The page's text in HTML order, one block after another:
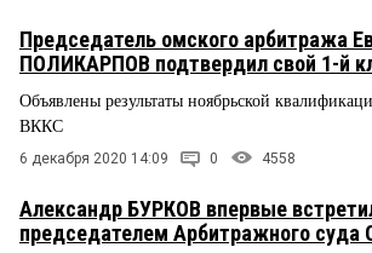
Председатель омского арбитража
ПОЛИКАРПОВ подтвердил свой 1-й
Объявлены результаты ноябрьской
ВККС
6 декабря 2020 14:09 0 4558
Александр БУРКОВ впервые
председателем Арбитражного суда